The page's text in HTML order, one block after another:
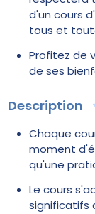
d'un cours
tous et
Profitez de
de ses
Description
Chaque
moment
qu'une
Le cours
significatifs